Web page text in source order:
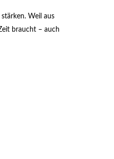
Weil aus
braucht – auch